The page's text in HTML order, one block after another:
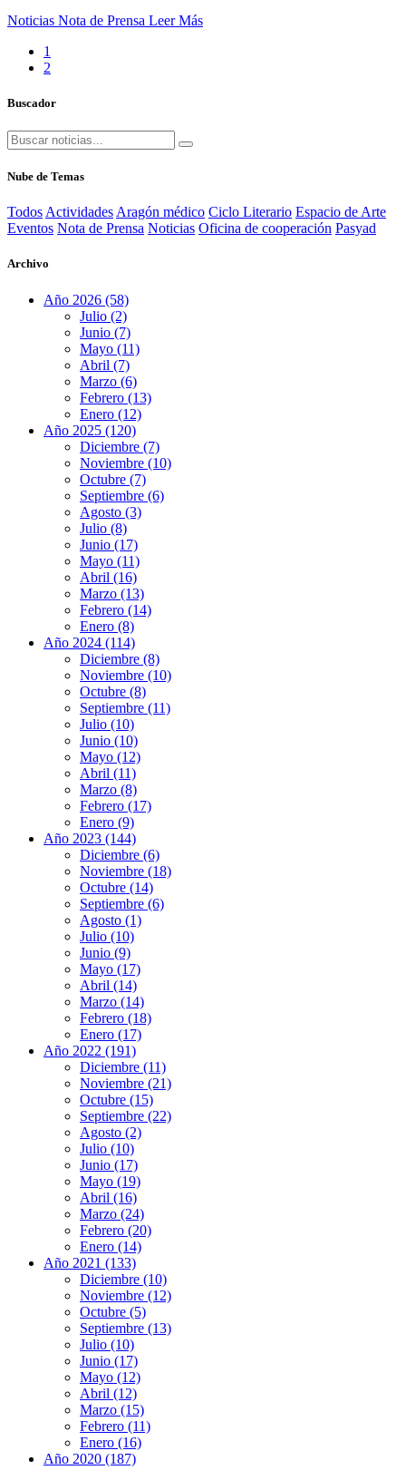
Noticias Nota de Prensa Leer Más
1
2
Buscador
Nube de Temas
Todos Actividades Aragón médico Ciclo Literario Espacio de Arte
Eventos Nota de Prensa Noticias Oficina de cooperación Pasyad
Archivo
Año 2026 (58)
Julio (2)
Junio (7)
Mayo (11)
Abril (7)
Marzo (6)
Febrero (13)
Enero (12)
Año 2025 (120)
Diciembre (7)
Noviembre (10)
Octubre (7)
Septiembre (6)
Agosto (3)
Julio (8)
Junio (17)
Mayo (11)
Abril (16)
Marzo (13)
Febrero (14)
Enero (8)
Año 2024 (114)
Diciembre (8)
Noviembre (10)
Octubre (8)
Septiembre (11)
Julio (10)
Junio (10)
Mayo (12)
Abril (11)
Marzo (8)
Febrero (17)
Enero (9)
Año 2023 (144)
Diciembre (6)
Noviembre (18)
Octubre (14)
Septiembre (6)
Agosto (1)
Julio (10)
Junio (9)
Mayo (17)
Abril (14)
Marzo (14)
Febrero (18)
Enero (17)
Año 2022 (191)
Diciembre (11)
Noviembre (21)
Octubre (15)
Septiembre (22)
Agosto (2)
Julio (10)
Junio (17)
Mayo (19)
Abril (16)
Marzo (24)
Febrero (20)
Enero (14)
Año 2021 (133)
Diciembre (10)
Noviembre (12)
Octubre (5)
Septiembre (13)
Julio (10)
Junio (17)
Mayo (12)
Abril (12)
Marzo (15)
Febrero (11)
Enero (16)
Año 2020 (187)